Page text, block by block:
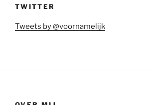
TWITTER
Tweets by @voornamelijk